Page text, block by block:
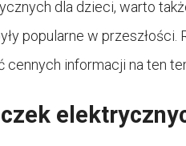
dla dzieci, warto
popularne w przeszłości.
informacji na ten